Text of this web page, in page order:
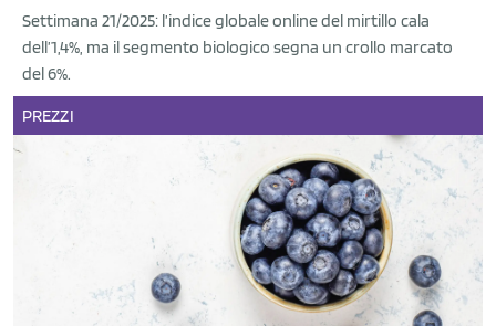
Settimana 21/2025: l’indice globale online del mirtillo cala
dell’1,4%, ma il segmento biologico segna un crollo marcato
del 6%.
PREZZI